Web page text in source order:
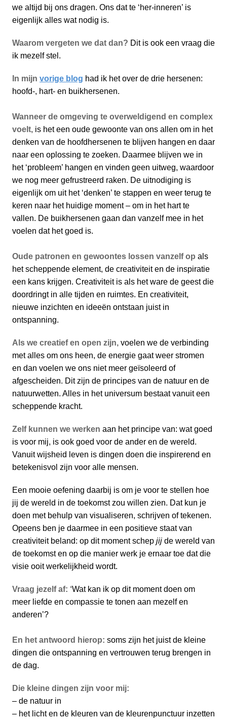
we altijd bij ons dragen. Ons dat te ‘her-inneren’ is
eigenlijk alles wat nodig is.
Waarom vergeten we dat dan? Dit is ook een vraag die
ik mezelf stel.
In mijn vorige blog had ik het over de drie hersenen:
hoofd-, hart- en buikhersenen.
Wanneer de omgeving te overweldigend en complex
voelt,is het een oude gewoonte van ons allen om in het
denken van de hoofdhersenen te blijven hangen en daar
naar een oplossing te zoeken. Daarmee blijven we in
het ‘probleem’ hangen en vinden geen uitweg, waardoor
we nog meer gefrustreerd raken. De uitnodiging is
eigenlijk om uit het ‘denken’ te stappen en weer terug te
keren naar het huidige moment – om in het hart te
vallen. De buikhersenen gaan dan vanzelf mee in het
voelen dat het goed is.
Oude patronen en gewoontes lossen vanzelf op als
het scheppende element, de creativiteit en de inspiratie
een kans krijgen. Creativiteit is als het ware de geest die
doordringt in alle tijden en ruimtes. En creativiteit,
nieuwe inzichten en ideeën ontstaan juist in
ontspanning.
Als we creatief en open zijn, voelen we de verbinding
met alles om ons heen, de energie gaat weer stromen
en dan voelen we ons niet meer geïsoleerd of
afgescheiden. Dit zijn de principes van de natuur en de
natuurwetten. Alles in het universum bestaat vanuit een
scheppende kracht.
Zelf kunnen we werken aan het principe van: wat goed
is voor mij, is ook goed voor de ander en de wereld.
Vanuit wijsheid leven is dingen doen die inspirerend en
betekenisvol zijn voor alle mensen.
Een mooie oefening daarbij is om je voor te stellen hoe
jij de wereld in de toekomst zou willen zien. Dat kun je
doen met behulp van visualiseren, schrijven of tekenen.
Opeens ben je daarmee in een positieve staat van
creativiteit beland: op dit moment schepjijde wereld van
de toekomst en op die manier werk je ernaar toe dat die
visie ooit werkelijkheid wordt.
Vraag jezelf af: ‘Wat kan ik op dit moment doen om
meer liefde en compassie te tonen aan mezelf en
anderen’?
En het antwoord hierop: soms zijn het juist de kleine
dingen die ontspanning en vertrouwen terug brengen in
de dag.
Die kleine dingen zijn voor mij:
– de natuur in
– het licht en de kleuren van de kleurenpunctuur inzetten